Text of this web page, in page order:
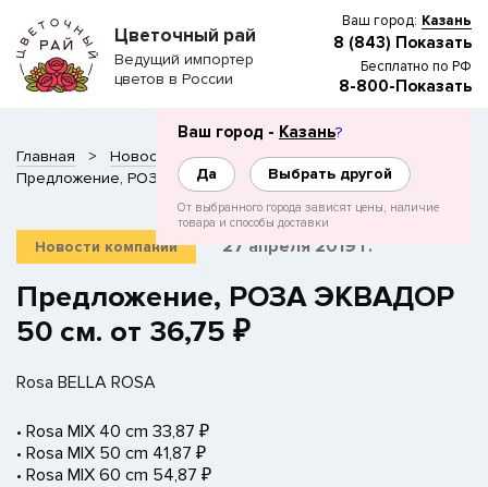
Ваш город: Казань
Ваш город - Казань?
Да Выбрать другой
От выбранного города зависят цены, наличие
товара и способы доставки
8 (843) Показать
Бесплатно по РФ
8-800-Показать
Цветочный рай
Ведущий импортер
цветов в России
Главная
Новости
Предложение, РОЗА ЭКВАДОР 50 см. от 36,75 ₽
Новости компании 27 апреля 2019 г.
Предложение, РОЗА ЭКВАДОР
50 см. от 36,75 ₽
Rosa BELLA ROSA
• Rosa MIX 40 cm 33,87 ₽
• Rosa MIX 50 cm 41,87 ₽
• Rosa MIX 60 cm 54,87 ₽